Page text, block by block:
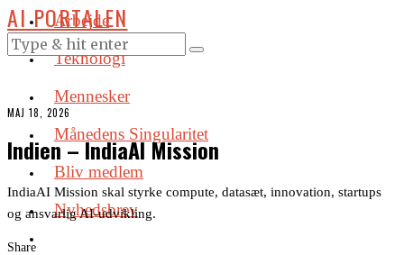
Arbejde
Teknologi
Mennesker
Månedens Singularitet
Bliv medlem
Nyhedsbrev
AI PORTALEN
MAJ 18, 2026
Indien – IndiaAI Mission
IndiaAI Mission skal styrke compute, datasæt, innovation, startups
og ansvarlig AI-udvikling.
Share